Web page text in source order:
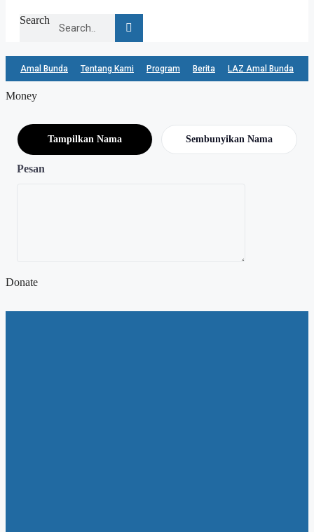
Search
Amal Bunda Tentang Kami Program Berita LAZ Amal Bunda
Money
Tampilkan Nama Sembunyikan Nama
Pesan
Donate